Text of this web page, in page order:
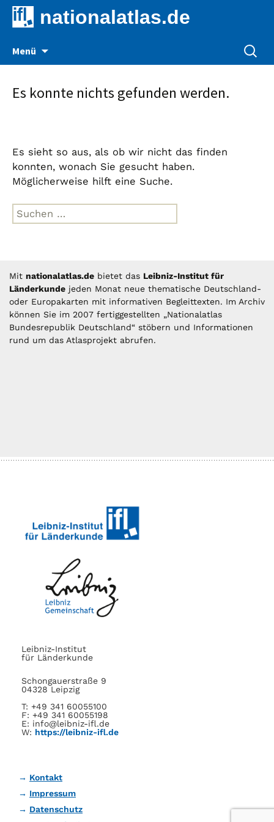
nationalatlas.de
Menü
Suche
nach:
Es konnte nichts gefunden werden.
Es sieht so aus, als ob wir nicht das finden
konnten, wonach Sie gesucht haben.
Möglicherweise hilft eine Suche.
Suche
nach:
Mit nationalatlas.de bietet das Leibniz-Institut für
Länderkunde jeden Monat neue thematische Deutschland-
oder Europakarten mit informativen Begleittexten. Im Archiv
können Sie im 2007 fertiggestellten „Nationalatlas
Bundesrepublik Deutschland“ stöbern und Informationen
rund um das Atlasprojekt abrufen.
Leibniz-Institut
für Länderkunde
Schongauerstraße 9
04328 Leipzig
T: +49 341 60055100
F: +49 341 60055198
E: info@leibniz-ifl.de
W: https://leibniz-ifl.de
Kontakt
Impressum
Datenschutz